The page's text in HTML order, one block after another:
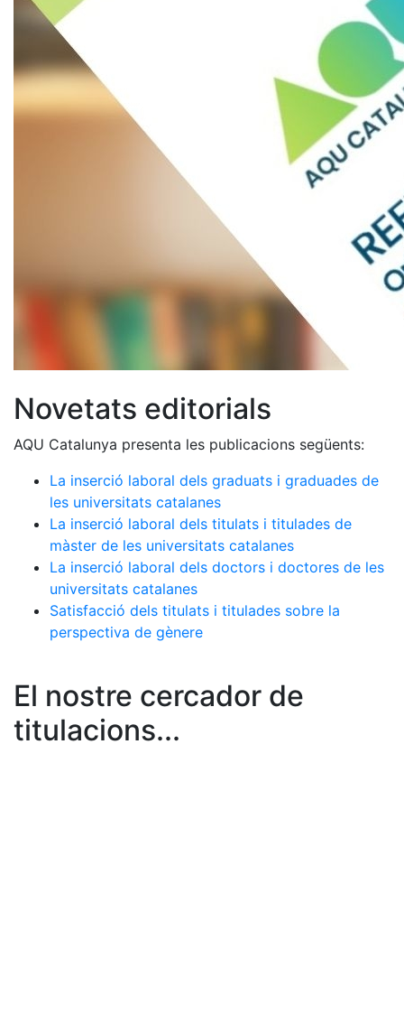
Novetats editorials
AQU Catalunya presenta les publicacions següents:
La inserció laboral dels graduats i graduades de
les universitats catalanes
La inserció laboral dels titulats i titulades de
màster de les universitats catalanes
La inserció laboral dels doctors i doctores de les
universitats catalanes
Satisfacció dels titulats i titulades sobre la
perspectiva de gènere
El nostre cercador de
titulacions...